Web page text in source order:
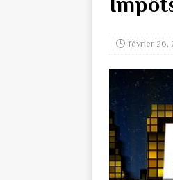
février 26,